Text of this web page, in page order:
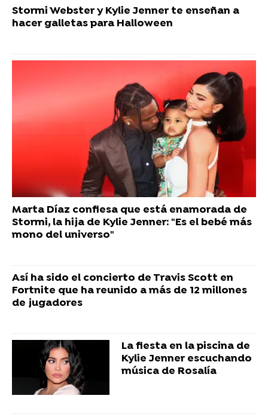
Stormi Webster y Kylie Jenner te enseñan a
hacer galletas para Halloween
Marta Díaz confiesa que está enamorada de
Stormi, la hija de Kylie Jenner: "Es el bebé más
mono del universo"
Así ha sido el concierto de Travis Scott en
Fortnite que ha reunido a más de 12 millones
de jugadores
La fiesta en la piscina de
Kylie Jenner escuchando
música de Rosalía